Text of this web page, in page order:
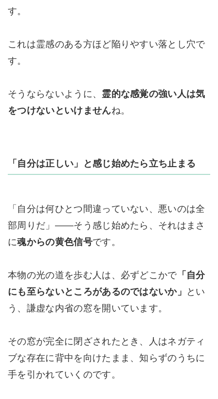
す。
これは霊感のある方ほど陥りやすい落とし穴で
す。
そうならないように、 霊的な感覚の強い人は気
をつけないといけませんね。
「自分は正しい」と感じ始めたら立ち止まる
「自分は何ひとつ間違っていない、悪いのは全
部周りだ」――そう感じ始めたら、それはまさ
に魂からの黄色信号です。
本物の光の道を歩む人は、必ずどこかで 「自分
にも至らないところがあるのではないか」
とい
う、謙虚な内省の窓を開いています。
その窓が完全に閉ざされたとき、人はネガティ
ブな存在に背中を向けたまま、知らずのうちに
手を引かれていくのです。